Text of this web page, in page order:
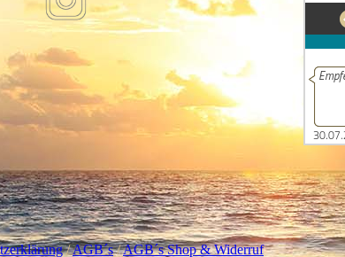
/AGB´s/AGB´s Shop & Widerruf